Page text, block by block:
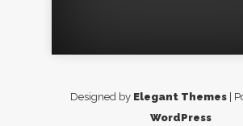
Designed by Elegant Themes |
WordPress